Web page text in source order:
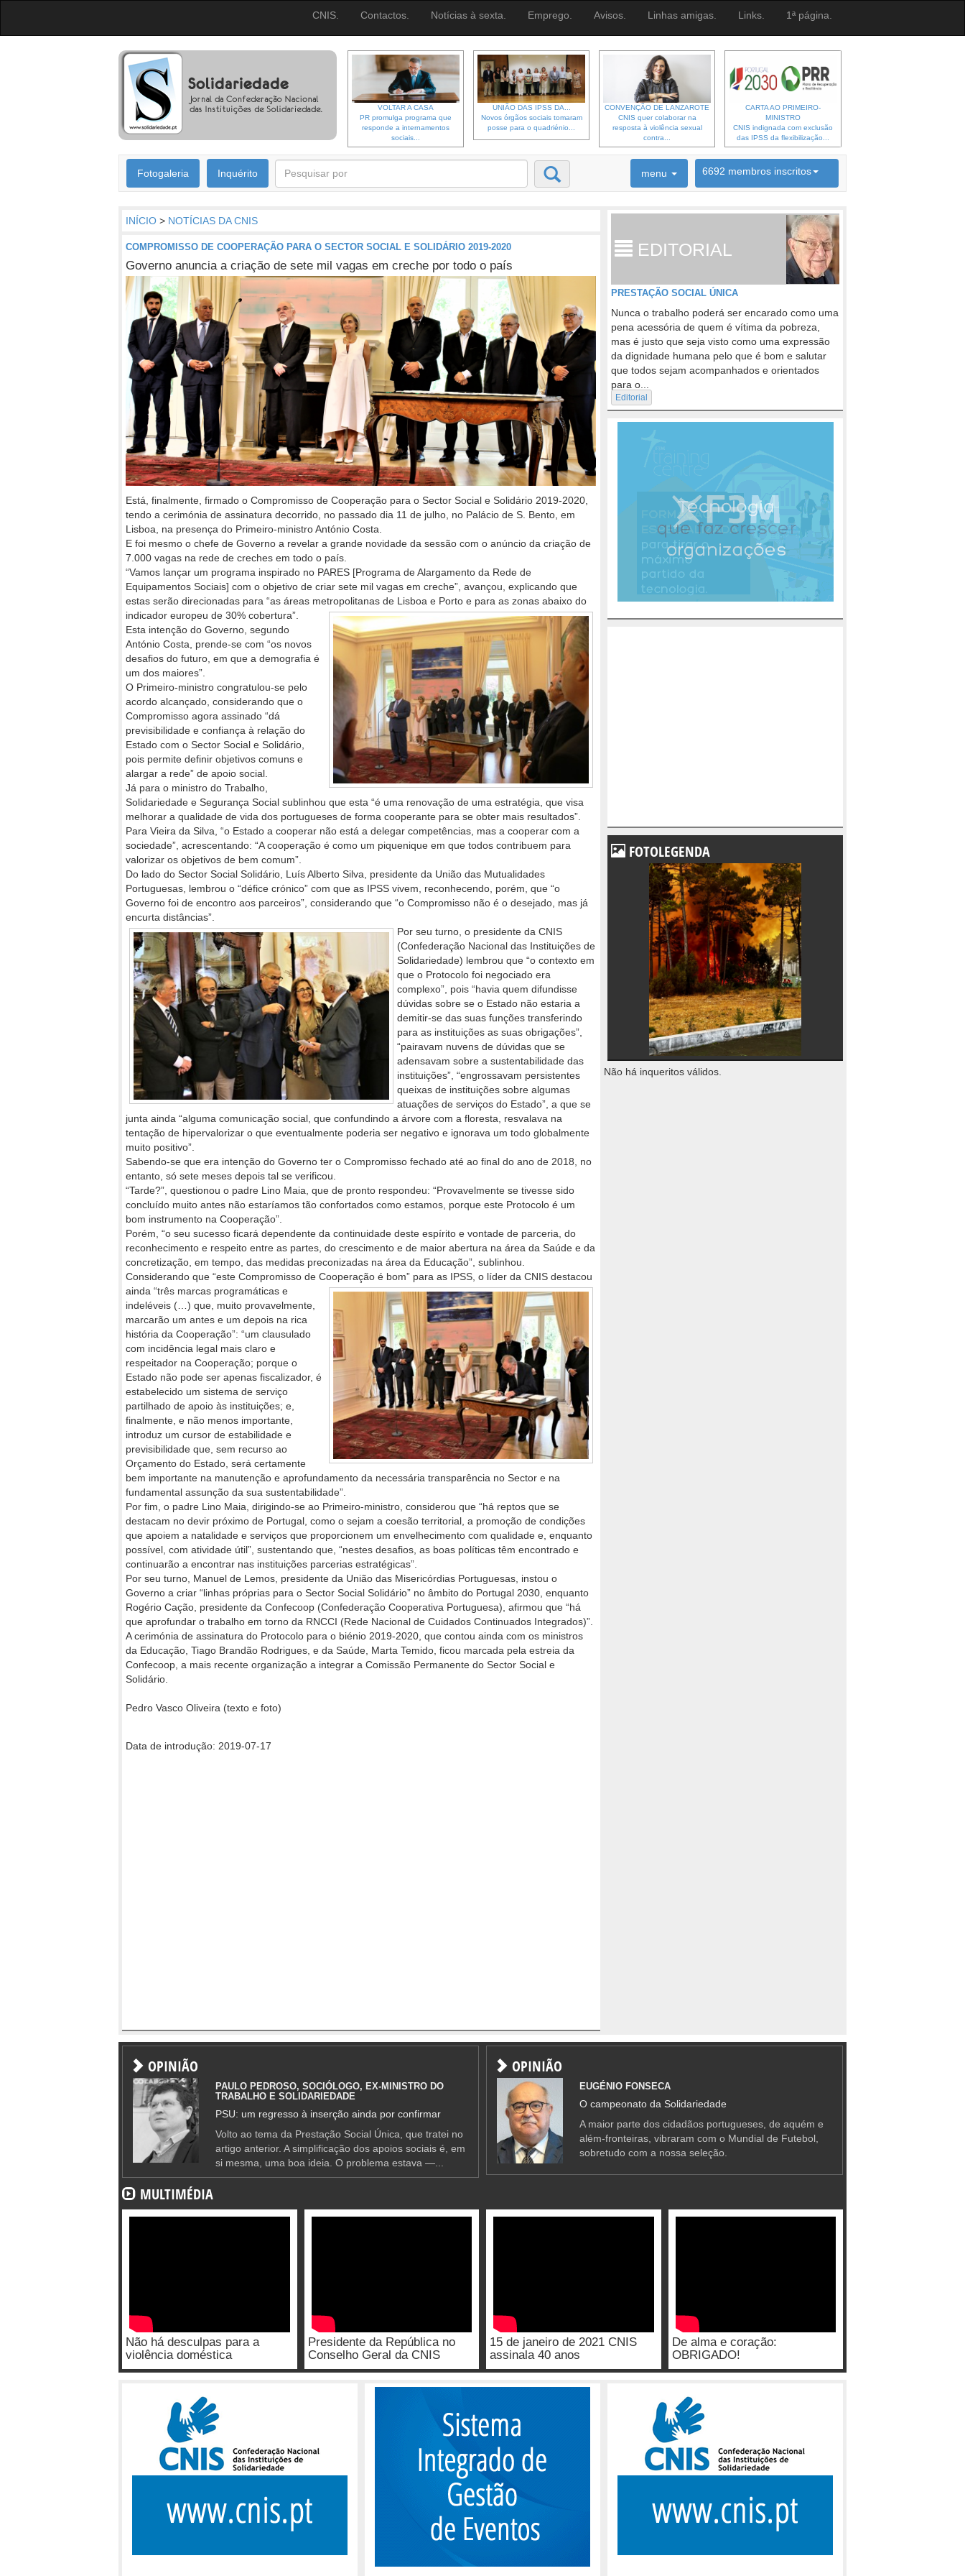
CNIS. Contactos. Notícias à sexta. Emprego. Avisos. Linhas amigas. Links. 1ª página.
VOLTAR A CASA
PR promulga programa que
responde a internamentos
sociais...
UNIÃO DAS IPSS DA...
Novos órgãos sociais tomaram
posse para o quadriénio...
CONVENÇÃO DE LANZAROTE
CNIS quer colaborar na
resposta à violência sexual
contra...
CARTA AO PRIMEIRO-
MINISTRO
CNIS indignada com exclusão
das IPSS da flexibilização...
Fotogaleria Inquérito menu
6692 membros inscritos
INÍCIO > NOTÍCIAS DA CNIS
COMPROMISSO DE COOPERAÇÃO PARA O SECTOR SOCIAL E SOLIDÁRIO 2019-2020
Governo anuncia a criação de sete mil vagas em creche por todo o país
Está, finalmente, firmado o Compromisso de Cooperação para o Sector Social e Solidário 2019-2020,
tendo a cerimónia de assinatura decorrido, no passado dia 11 de julho, no Palácio de S. Bento, em
Lisboa, na presença do Primeiro-ministro António Costa.
E foi mesmo o chefe de Governo a revelar a grande novidade da sessão com o anúncio da criação de
7.000 vagas na rede de creches em todo o país.
“Vamos lançar um programa inspirado no PARES [Programa de Alargamento da Rede de
Equipamentos Sociais] com o objetivo de criar sete mil vagas em creche”, avançou, explicando que
estas serão direcionadas para “as áreas metropolitanas de Lisboa e Porto e para as zonas abaixo do
indicador europeu de 30% cobertura”.
Esta intenção do Governo, segundo
António Costa, prende-se com “os novos
desafios do futuro, em que a demografia é
um dos maiores”.
O Primeiro-ministro congratulou-se pelo
acordo alcançado, considerando que o
Compromisso agora assinado “dá
previsibilidade e confiança à relação do
Estado com o Sector Social e Solidário,
pois permite definir objetivos comuns e
alargar a rede” de apoio social.
Já para o ministro do Trabalho,
Solidariedade e Segurança Social sublinhou que esta “é uma renovação de uma estratégia, que visa
melhorar a qualidade de vida dos portugueses de forma cooperante para se obter mais resultados”.
Para Vieira da Silva, “o Estado a cooperar não está a delegar competências, mas a cooperar com a
sociedade”, acrescentando: “A cooperação é como um piquenique em que todos contribuem para
valorizar os objetivos de bem comum”.
Do lado do Sector Social Solidário, Luís Alberto Silva, presidente da União das Mutualidades
Portuguesas, lembrou o “défice crónico” com que as IPSS vivem, reconhecendo, porém, que “o
Governo foi de encontro aos parceiros”, considerando que “o Compromisso não é o desejado, mas já
encurta distâncias”.
Por seu turno, o presidente da CNIS
(Confederação Nacional das Instituições de
Solidariedade) lembrou que “o contexto em
que o Protocolo foi negociado era
complexo”, pois “havia quem difundisse
dúvidas sobre se o Estado não estaria a
demitir-se das suas funções transferindo
para as instituições as suas obrigações”,
“pairavam nuvens de dúvidas que se
adensavam sobre a sustentabilidade das
instituições”, “engrossavam persistentes
queixas de instituições sobre algumas
atuações de serviços do Estado”, a que se
junta ainda “alguma comunicação social, que confundindo a árvore com a floresta, resvalava na
tentação de hipervalorizar o que eventualmente poderia ser negativo e ignorava um todo globalmente
muito positivo”.
Sabendo-se que era intenção do Governo ter o Compromisso fechado até ao final do ano de 2018, no
entanto, só sete meses depois tal se verificou.
“Tarde?”, questionou o padre Lino Maia, que de pronto respondeu: “Provavelmente se tivesse sido
concluído muito antes não estaríamos tão confortados como estamos, porque este Protocolo é um
bom instrumento na Cooperação”.
Porém, “o seu sucesso ficará dependente da continuidade deste espírito e vontade de parceria, do
reconhecimento e respeito entre as partes, do crescimento e de maior abertura na área da Saúde e da
concretização, em tempo, das medidas preconizadas na área da Educação”, sublinhou.
Considerando que “este Compromisso de Cooperação é bom” para as IPSS, o líder da CNIS destacou
ainda “três marcas programáticas e
indeléveis (…) que, muito provavelmente,
marcarão um antes e um depois na rica
história da Cooperação”: “um clausulado
com incidência legal mais claro e
respeitador na Cooperação; porque o
Estado não pode ser apenas fiscalizador, é
estabelecido um sistema de serviço
partilhado de apoio às instituições; e,
finalmente, e não menos importante,
introduz um cursor de estabilidade e
previsibilidade que, sem recurso ao
Orçamento do Estado, será certamente
bem importante na manutenção e aprofundamento da necessária transparência no Sector e na
fundamental assunção da sua sustentabilidade”.
Por fim, o padre Lino Maia, dirigindo-se ao Primeiro-ministro, considerou que “há reptos que se
destacam no devir próximo de Portugal, como o sejam a coesão territorial, a promoção de condições
que apoiem a natalidade e serviços que proporcionem um envelhecimento com qualidade e, enquanto
possível, com atividade útil”, sustentando que, “nestes desafios, as boas políticas têm encontrado e
continuarão a encontrar nas instituições parcerias estratégicas”.
Por seu turno, Manuel de Lemos, presidente da União das Misericórdias Portuguesas, instou o
Governo a criar “linhas próprias para o Sector Social Solidário” no âmbito do Portugal 2030, enquanto
Rogério Cação, presidente da Confecoop (Confederação Cooperativa Portuguesa), afirmou que “há
que aprofundar o trabalho em torno da RNCCI (Rede Nacional de Cuidados Continuados Integrados)”.
A cerimónia de assinatura do Protocolo para o biénio 2019-2020, que contou ainda com os ministros
da Educação, Tiago Brandão Rodrigues, e da Saúde, Marta Temido, ficou marcada pela estreia da
Confecoop, a mais recente organização a integrar a Comissão Permanente do Sector Social e
Solidário.
Pedro Vasco Oliveira (texto e foto)
Data de introdução: 2019-07-17
EDITORIAL
PRESTAÇÃO SOCIAL ÚNICA
Nunca o trabalho poderá ser encarado como uma
pena acessória de quem é vítima da pobreza,
mas é justo que seja visto como uma expressão
da dignidade humana pelo que é bom e salutar
que todos sejam acompanhados e orientados
para o...
Editorial
FOTOLEGENDA
Não há inqueritos válidos.
OPINIÃO
PAULO PEDROSO, SOCIÓLOGO, EX-MINISTRO DO
TRABALHO E SOLIDARIEDADE
PSU: um regresso à inserção ainda por confirmar
Volto ao tema da Prestação Social Única, que tratei no
artigo anterior. A simplificação dos apoios sociais é, em
si mesma, uma boa ideia. O problema estava —...
OPINIÃO
EUGÉNIO FONSECA
O campeonato da Solidariedade
A maior parte dos cidadãos portugueses, de aquém e
além-fronteiras, vibraram com o Mundial de Futebol,
sobretudo com a nossa seleção.
MULTIMÉDIA
Não há desculpas para a
violência doméstica
Presidente da República no
Conselho Geral da CNIS
15 de janeiro de 2021 CNIS
assinala 40 anos
De alma e coração:
OBRIGADO!